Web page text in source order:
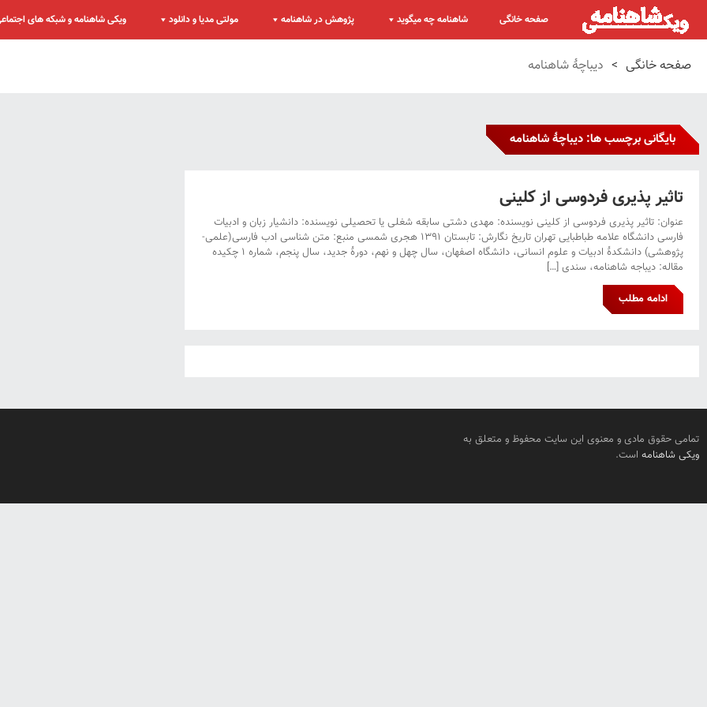
صفحه خانگی شاهنامه چه میگوید پژوهش در شاهنامه مولتی مدیا و دانلود ویکی شاهنامه و شبکه های
صفحه خانگی > دیباچۀ شاهنامه
بایگانی برچسب ها: دیباچۀ شاهنامه
تاثیر پذیری فردوسی از کلینی
عنوان: تاثیر پذیری فردوسی از کلینی نویسند‌ه: مهدی دشتی سابقه شغلی یا تحصیلی نویسنده: دانشیار زبان و ادبیات
فارسی دانشگاه علامه طباطبایی تهران تاریخ نگارش: تابستان ۱۳۹۱ هجری شمسی منبع: متن شناسی ادب فارسی(علمی-
پژوهشی) دانشکدۀ ادبیات و علوم انسانی، دانشگاه اصفهان، سال چهل و نهم، دورۀ جدید، سال پنجم، شماره ۱ چکیده
مقاله: دیباجه شاهنامه، سندی […]
ادامه مطلب
تمامی حقوق مادی و معنوی این سایت محفوظ و متعلق به
ویکی شاهنامه است.